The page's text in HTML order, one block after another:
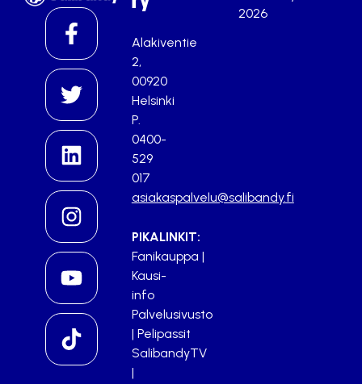
Alakiventie
2,
00920
Helsinki
P.
0400-
529
017
asiakaspalvelu@salibandy.fi
PIKALINKIT:
Fanikauppa |
Kausi-
info
Palvelusivusto
| Pelipassit
SalibandyTV
|
2026